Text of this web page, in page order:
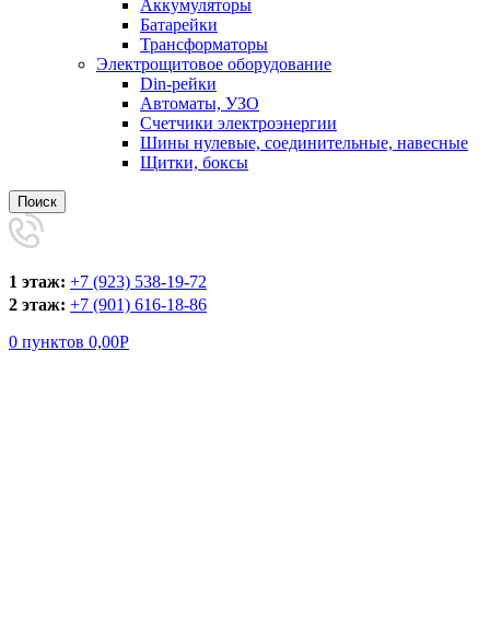
Аккумуляторы
Батарейки
Трансформаторы
Электрощитовое оборудование
Din-рейки
Автоматы, УЗО
Счетчики электроэнергии
Шины нулевые, соединительные, навесные
Щитки, боксы
Поиск
1 этаж: +7 (923) 538-19-72
2 этаж: +7 (901) 616-18-86
0 пунктов 0,00Р